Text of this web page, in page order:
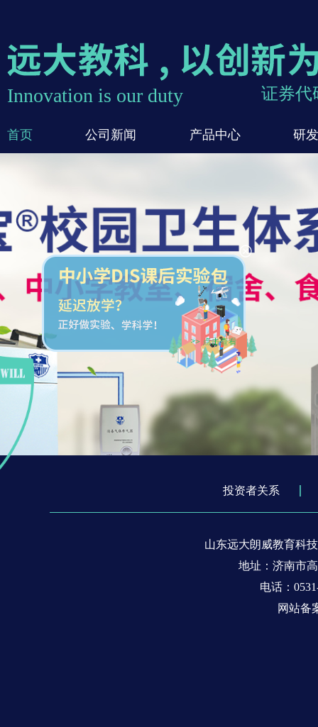
Innovation is our duty 证券代
首页 公司新闻 产品中心 研
投资者关系
山东远大朗威教育科
地址：济南市
电话：
网站备